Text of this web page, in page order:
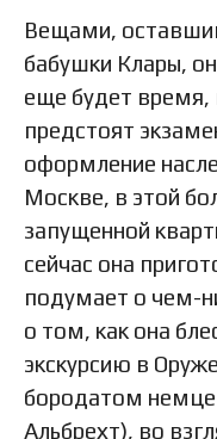
Вещами,
бабушки Клары,
еще будет
предстоят
оформление
Москве, в этой
запущенной
сейчас она
подумает о чем-
о том, как она
экскурсию в
бородатом немце
Альбрехт), во